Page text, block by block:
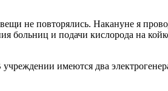
не повторялись. Накануне я
больниц и подачи кислорода на
имеются два